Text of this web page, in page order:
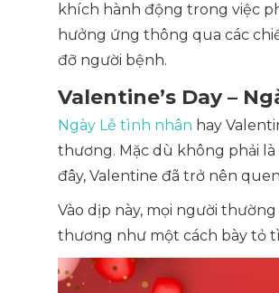
khích hành động trong việc
hưởng ứng thông qua các
đỡ người bệnh.
Valentine’s Day –
Ngày Lễ tình nhân hay
thương. Mặc dù không phải
đây, Valentine đã trở nên
Vào dịp này, mọi người
thương như một cách bày tỏ